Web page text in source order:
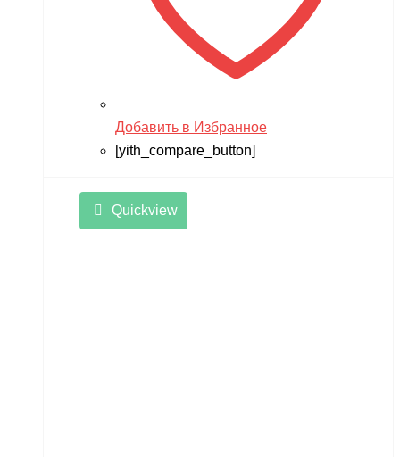
Добавить в Избранное
[yith_compare_button]
Quickview